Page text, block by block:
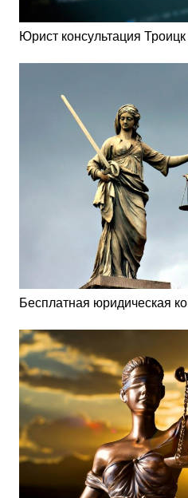
Юрист консультация Троицк
Бесплатная юридическая